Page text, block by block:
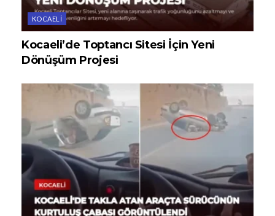
KOCAELI
Kocaeli’de Toptancı Sitesi İçin Yeni
Dönüşüm Projesi